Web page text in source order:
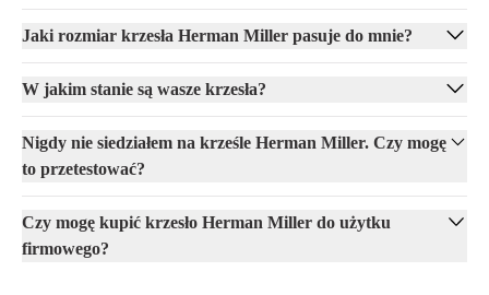
Jaki rozmiar krzesła Herman Miller pasuje do mnie?
W jakim stanie są wasze krzesła?
Nigdy nie siedziałem na krześle Herman Miller. Czy mogę
to przetestować?
Czy mogę kupić krzesło Herman Miller do użytku
firmowego?